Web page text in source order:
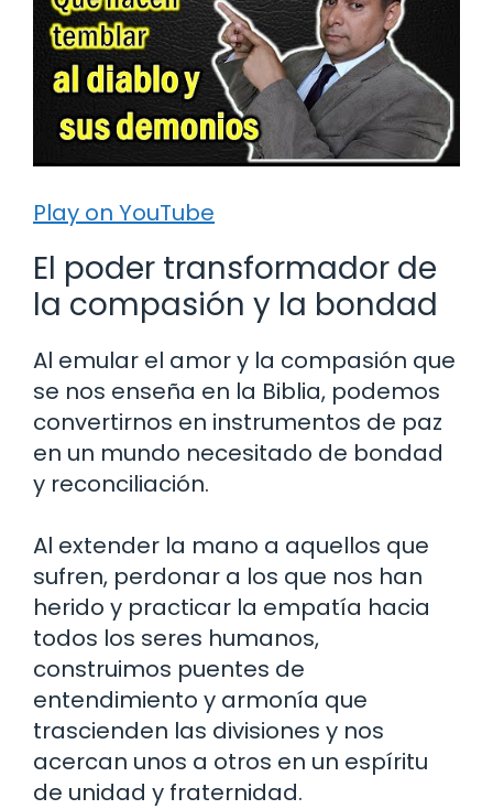
Play on YouTube
El poder transformador de
la compasión y la bondad
Al emular el amor y la compasión que
se nos enseña en la Biblia, podemos
convertirnos en instrumentos de paz
en un mundo necesitado de bondad
y reconciliación.
Al extender la mano a aquellos que
sufren, perdonar a los que nos han
herido y practicar la empatía hacia
todos los seres humanos,
construimos puentes de
entendimiento y armonía que
trascienden las divisiones y nos
acercan unos a otros en un espíritu
de unidad y fraternidad.